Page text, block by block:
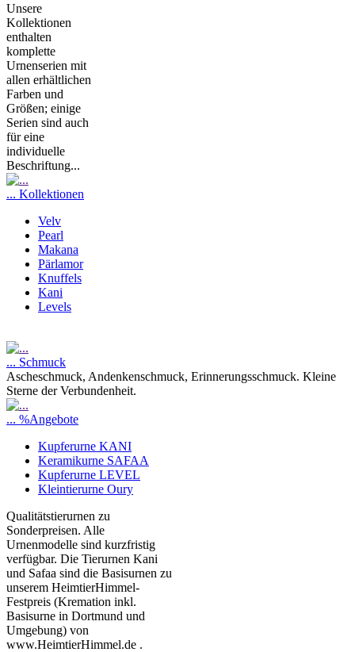
Unsere
Kollektionen
enthalten
komplette
Urnenserien mit
allen erhältlichen
Farben und
Größen; einige
Serien sind auch
für eine
individuelle
Beschriftung...
... Kollektionen
Velv
Pearl
Makana
Pärlamor
Knuffels
Kani
Levels
... Schmuck
Ascheschmuck, Andenkenschmuck, Erinnerungsschmuck. Kleine
Sterne der Verbundenheit.
... %Angebote
Kupferurne KANI
Keramikurne SAFAA
Kupferurne LEVEL
Kleintierurne Oury
Qualitätstierurnen zu
Sonderpreisen. Alle
Urnenmodelle sind kurzfristig
verfügbar. Die Tierurnen Kani
und Safaa sind die Basisurnen zu
unserem HeimtierHimmel-
Festpreis (Kremation inkl.
Basisurne in Dortmund und
Umgebung) von
www.HeimtierHimmel.de .